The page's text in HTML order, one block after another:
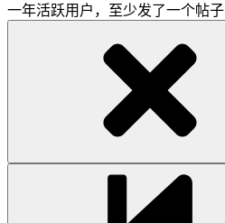
一年活跃用户，至少发了一个帖子